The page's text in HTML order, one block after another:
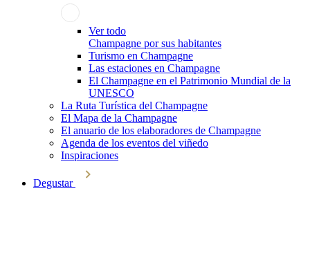
Ver todo
Champagne por sus habitantes
Turismo en Champagne
Las estaciones en Champagne
El Champagne en el Patrimonio Mundial de la
UNESCO
La Ruta Turística del Champagne
El Mapa de la Champagne
El anuario de los elaboradores de Champagne
Agenda de los eventos del viñedo
Inspiraciones
Degustar